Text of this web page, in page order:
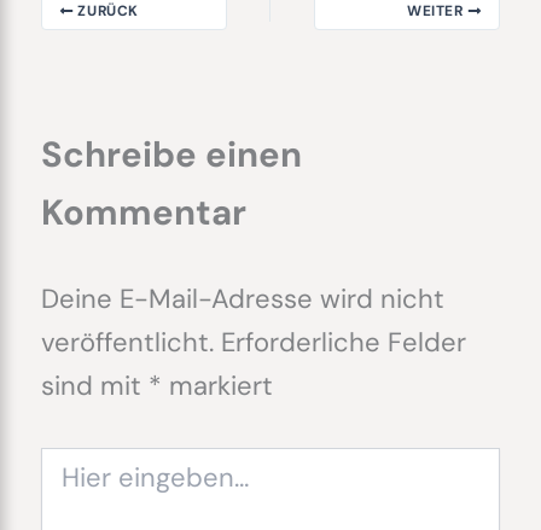
ZURÜCK WEITER
Schreibe einen
Kommentar
Deine E-Mail-Adresse wird nicht
veröffentlicht. Erforderliche Felder
sind mit * markiert
eingeben…